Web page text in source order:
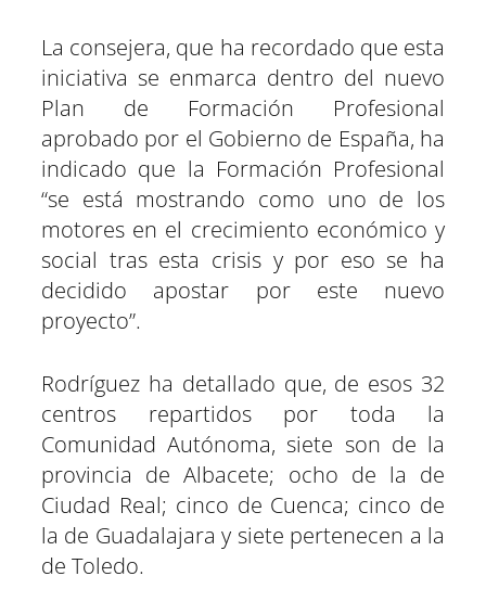
La consejera, que ha recordado que esta
iniciativa se enmarca dentro del nuevo
Plan de Formación Profesional
aprobado por el Gobierno de España, ha
indicado que la Formación Profesional
“se está mostrando como uno de los
motores en el crecimiento económico y
social tras esta crisis y por eso se ha
decidido apostar por este nuevo
proyecto”.
Rodríguez ha detallado que, de esos 32
centros repartidos por toda la
Comunidad Autónoma, siete son de la
provincia de Albacete; ocho de la de
Ciudad Real; cinco de Cuenca; cinco de
la de Guadalajara y siete pertenecen a la
de Toledo.